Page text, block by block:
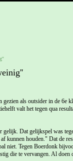
als outsider in de 6e
valt het tegen qua
gelijk. Dat gelijkspel was
kunnen houden." Dat de
niet. Tegen Boerdonk
die te vervangen. Al doen